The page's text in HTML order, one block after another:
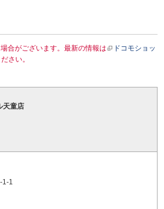
合がございます。最新の情報は
ドコモショッ
さい。
天童店
1-1